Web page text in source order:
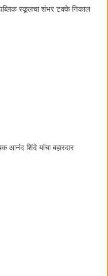
पब्लिक स्कूलचा शंभर टक्के निकाल
आनंद शिंदे यांचा बहारदार